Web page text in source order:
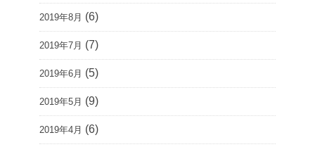
2019年8月 (6)
2019年7月 (7)
2019年6月 (5)
2019年5月 (9)
2019年4月 (6)